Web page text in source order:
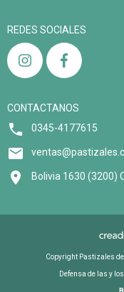
REDES SOCIALES
CONTACTANOS
0345-4177615
Bolivia 1630 (3200)
Copyright Pastizales
Defensa de las y